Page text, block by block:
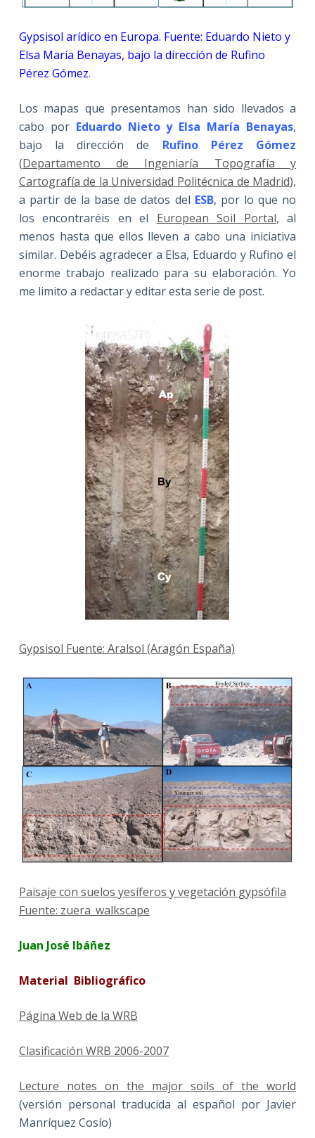
Gypsisol arídico en Europa. Fuente: Eduardo Nieto y
Elsa María Benayas, bajo la dirección de Rufino
Pérez Gómez.
Los mapas que presentamos han sido llevados a
cabo por Eduardo Nieto y Elsa María Benayas,
bajo la dirección de Rufino Pérez Gómez
(Departamento de Ingeniaría Topografía y
Cartografía de la Universidad Politécnica de Madrid),
a partir de la base de datos del ESB, por lo que no
los encontraréis en el European Soil Portal, al
menos hasta que ellos lleven a cabo una iniciativa
similar. Debéis agradecer a Elsa, Eduardo y Rufino el
enorme trabajo realizado para su elaboración. Yo
me limito a redactar y editar esta serie de post.
Gypsisol Fuente: Aralsol (Aragón España)
Paisaje con suelos yesíferos y vegetación gypsófila
Fuente: zuera_walkscape
Juan José Ibáñez
Material Bibliográfico
Página Web de la WRB
Clasificación WRB 2006-2007
Lecture notes on the major soils of the world
(versión personal traducida al español por Javier
Manríquez Cosío)